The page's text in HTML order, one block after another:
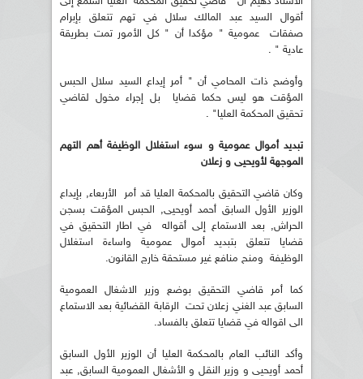
أقوال السيد عبد المالك سلال في تهم تتعلق بإبرام
صفقات عمومية " مؤكدا أن " كل الأمور تمت بطريقة
عادية " .
وأوضح ذات المحامي أن " أمر إيداع السيد سلال الحبس
المؤقت هو ليس حكما قضايا بل إجراء مخول لقاضي
تحقيق المحكمة العليا" .
تبديد أموال عمومية و سوء استغلال الوظيفة أهم التهم
الموجهة لأويحيى و زعلان
وكان قاضي التحقيق بالمحكمة العليا قد أمر الأربعاء, بإيداع
الوزير الأول السابق أحمد أويحيى, الحبس المؤقت بسجن
الحراش, بعد الاستماع إلى أقواله في اطار التحقيق في
قضايا تتعلق بتبديد أموال عمومية واساءة استغلال
الوظيفة ومنح منافع غير مستحقة خارج القانون.
كما أمر قاضي التحقيق بوضع وزير الاشغال العمومية
السابق عبد الغني زعلان تحت الرقابة القضائية بعد الاستماع
الى اقواله في قضايا تتعلق بالفساد.
وأكد النائب العام بالمحكمة العليا أن الوزير الأول السابق
أحمد أويحيى و وزير النقل و الأشغال العمومية السابق, عبد